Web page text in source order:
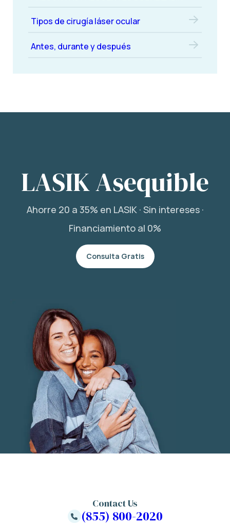
Tipos de cirugía láser ocular
Antes, durante y después
LASIK Asequible
Ahorre 20 a 35% en LASIK · Sin intereses ·
Financiamiento al 0%
Consulta Gratis
Contact Us
(855) 800-2020